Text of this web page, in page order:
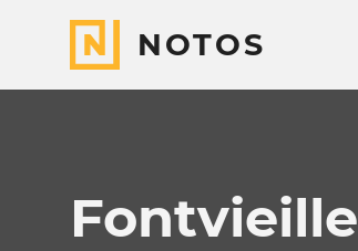
NOTOS
Fontvieille